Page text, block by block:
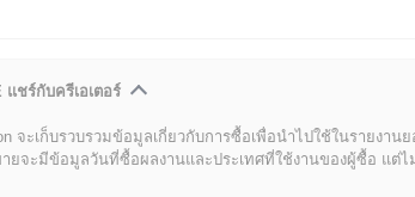
ชร์กับครีเอเตอร์
จะเก็บรวบรวมข้อมูลเกี่ยวกับการซื้อเพื่อนำไปใช้ในรายงาน
ายจะมีข้อมูลวันที่ซื้อผลงานและประเทศที่ใช้งานของผู้ซื้อ แต่